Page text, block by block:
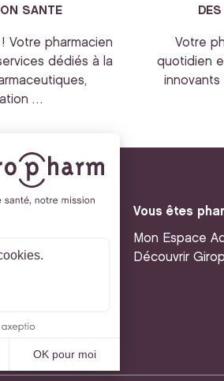
SANTE
Votre pharmacien
dédiés à la
…
Votre
quotidien
innovants
service
Patient
Vous êtes
Mon Espace
Découvrir